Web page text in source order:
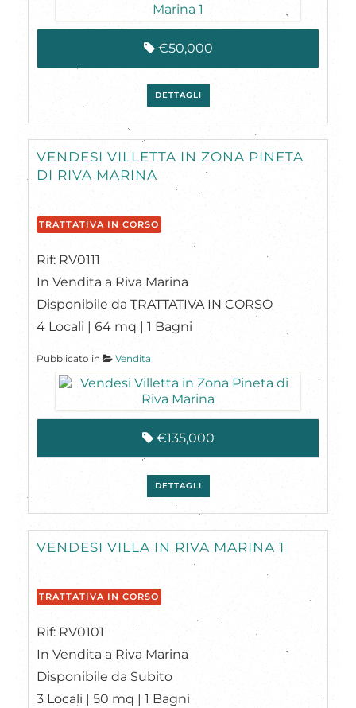
€50,000
DETTAGLI
VENDESI VILLETTA IN ZONA PINETA
DI RIVA MARINA
TRATTATIVA IN CORSO
Rif: RV0111
In Vendita a Riva Marina
Disponibile da TRATTATIVA IN CORSO
4 Locali | 64 mq | 1 Bagni
Pubblicato in Vendita
€135,000
DETTAGLI
VENDESI VILLA IN RIVA MARINA 1
TRATTATIVA IN CORSO
Rif: RV0101
In Vendita a Riva Marina
Disponibile da Subito
3 Locali | 50 mq | 1 Bagni